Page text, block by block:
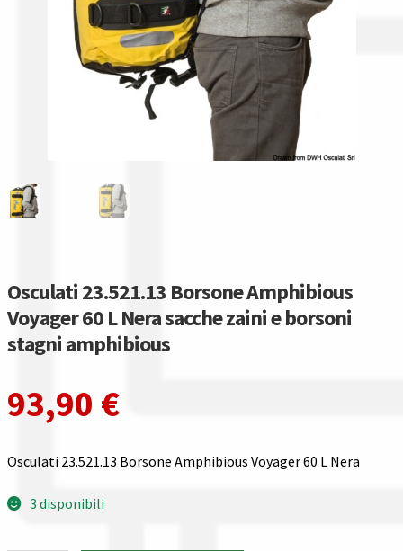
Guida all’utilizzo del sito
Confronta
Riepilogo ordine
Spedizioni in italia
Tutte le categorie dei prodotti
Wishlist
Osculati 23.521.13 Borsone Amphibious
Voyager 60 L Nera sacche zaini e borsoni
stagni amphibious
93,90 €
Osculati 23.521.13 Borsone Amphibious Voyager 60 L Nera
3 disponibili